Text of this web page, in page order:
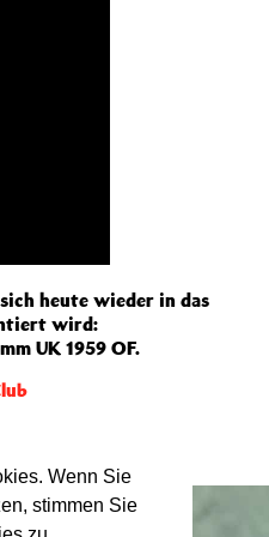
Wenn Sie
stimmen Sie
heute wieder in das
wird:
UK 1959 OF.